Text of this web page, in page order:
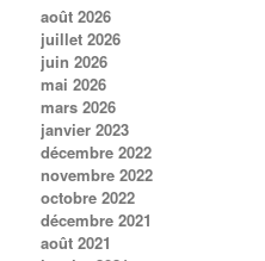
août 2026
juillet 2026
juin 2026
mai 2026
mars 2026
janvier 2023
décembre 2022
novembre 2022
octobre 2022
décembre 2021
août 2021